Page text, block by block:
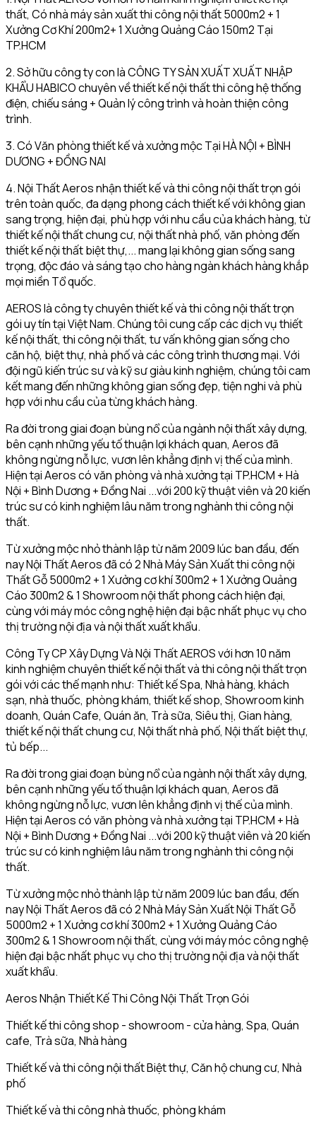
thất, Có nhà máy sản xuất thi công nội thất 5000m2 + 1
Xưởng Cơ Khí 200m2+ 1 Xưởng Quảng Cáo 150m2 Tại
TP.HCM
2. Sở hữu công ty con là CÔNG TY SẢN XUẤT XUẤT NHẬP
KHẨU HABICO chuyên về thiết kế nội thất thi công hệ thống
điện, chiếu sáng + Quản lý công trình và hoàn thiện công
trình.
3. Có Văn phòng thiết kế và xưởng mộc Tại HÀ NỘI + BÌNH
DƯƠNG + ĐỒNG NAI
4. Nội Thất Aeros nhận thiết kế và thi công nội thất trọn gói
trên toàn quốc, đa dạng phong cách thiết kế với không gian
sang trọng, hiện đại, phù hợp với nhu cầu của khách hàng, từ
thiết kế nội thất chung cư, nội thất nhà phố, văn phòng đến
thiết kế nội thất biệt thự,... mang lại không gian sống sang
trọng, độc đáo và sáng tạo cho hàng ngàn khách hàng khắp
mọi miền Tổ quốc.
AEROS là công ty chuyên thiết kế và thi công nội thất trọn
gói uy tín tại Việt Nam. Chúng tôi cung cấp các dịch vụ thiết
kế nội thất, thi công nội thất, tư vấn không gian sống cho
căn hộ, biệt thự, nhà phố và các công trình thương mại. Với
đội ngũ kiến trúc sư và kỹ sư giàu kinh nghiệm, chúng tôi cam
kết mang đến những không gian sống đẹp, tiện nghi và phù
hợp với nhu cầu của từng khách hàng.
Ra đời trong giai đoạn bùng nổ của ngành nội thất xây dựng,
bên cạnh những yếu tố thuận lợi khách quan, Aeros đã
không ngừng nỗ lực, vươn lên khẳng định vị thế của mình.
Hiện tại Aeros có văn phòng và nhà xưởng tại TP.HCM + Hà
Nội + Bình Dương + Đồng Nai ...với 200 kỹ thuật viên và 20 kiến
trúc sư có kinh nghiệm lâu năm trong nghành thi công nội
thất.
Từ xưởng mộc nhỏ thành lập từ năm 2009 lúc ban đầu, đến
nay Nội Thất Aeros đã có 2 Nhà Máy Sản Xuất thi công nội
Thất Gỗ 5000m2 + 1 Xưởng cơ khí 300m2 + 1 Xưởng Quảng
Cáo 300m2 & 1 Showroom nội thất phong cách hiện đại,
cùng với máy móc công nghệ hiện đại bậc nhất phục vụ cho
thị trường nội địa và nội thất xuất khẩu.
Công Ty CP Xây Dựng Và Nội Thất AEROS với hơn 10 năm
kinh nghiệm chuyên thiết kế nội thất và thi công nội thất trọn
gói với các thế mạnh như: Thiết kế Spa, Nhà hàng, khách
sạn, nhà thuốc, phòng khám, thiết kế shop, Showroom kinh
doanh, Quán Cafe, Quán ăn, Trà sữa, Siêu thị, Gian hàng,
thiết kế nội thất chung cư, Nội thất nhà phố, Nội thất biệt thự,
tủ bếp...
Ra đời trong giai đoạn bùng nổ của ngành nội thất xây dựng,
bên cạnh những yếu tố thuận lợi khách quan, Aeros đã
không ngừng nỗ lực, vươn lên khẳng định vị thế của mình.
Hiện tại Aeros có văn phòng và nhà xưởng tại TP.HCM + Hà
Nội + Bình Dương + Đồng Nai ...với 200 kỹ thuật viên và 20 kiến
trúc sư có kinh nghiệm lâu năm trong nghành thi công nội
thất.
Từ xưởng mộc nhỏ thành lập từ năm 2009 lúc ban đầu, đến
nay Nội Thất Aeros đã có 2 Nhà Máy Sản Xuất Nội Thất Gỗ
5000m2 + 1 Xưởng cơ khí 300m2 + 1 Xưởng Quảng Cáo
300m2 & 1 Showroom nội thất, cùng với máy móc công nghệ
hiện đại bậc nhất phục vụ cho thị trường nội địa và nội thất
xuất khẩu.
Aeros Nhận Thiết Kế Thi Công Nội Thất Trọn Gói
Thiết kế thi công shop - showroom - cửa hàng, Spa, Quán
cafe, Trà sữa, Nhà hàng
Thiết kế và thi công nội thất Biệt thự, Căn hộ chung cư, Nhà
phố
Thiết kế và thi công nhà thuốc, phòng khám